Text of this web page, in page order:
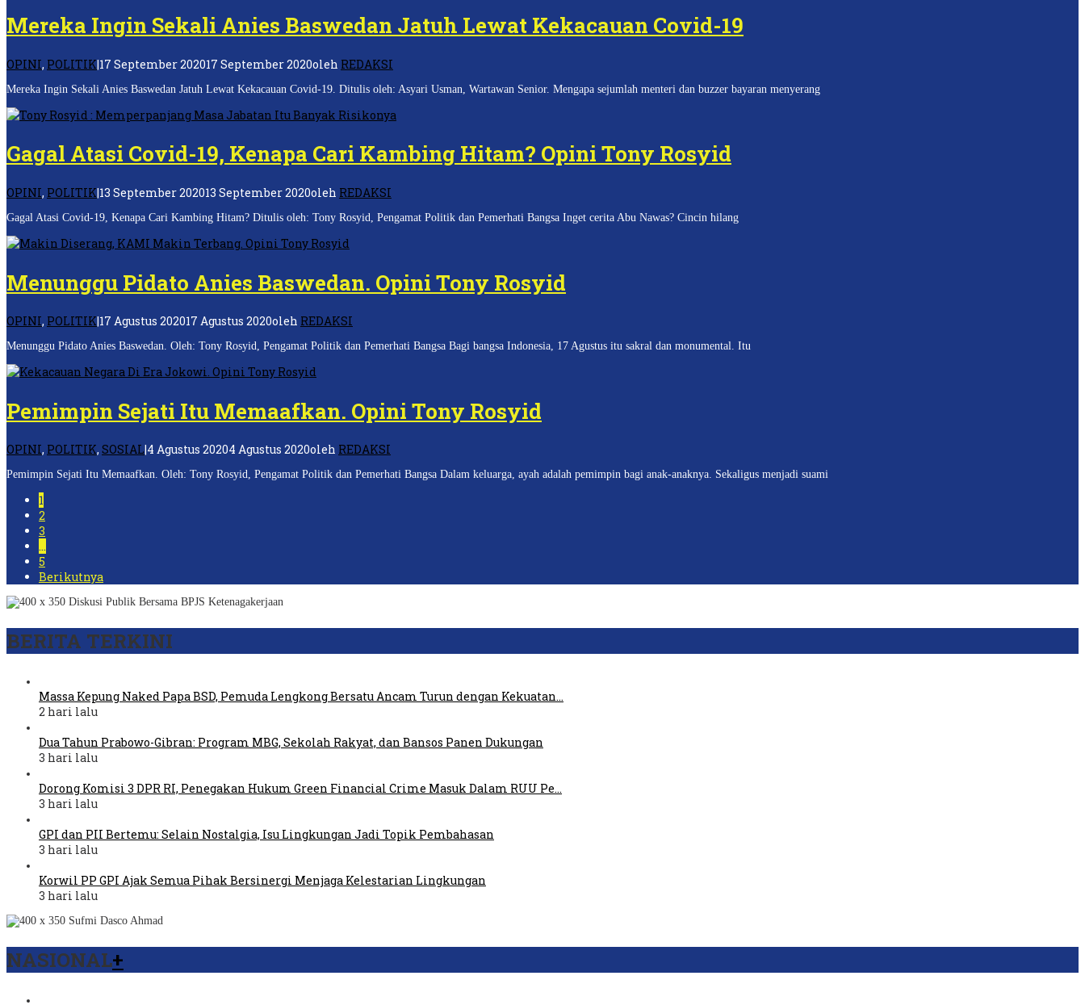
Mereka Ingin Sekali Anies Baswedan Jatuh Lewat Kekacauan Covid-19
OPINI, POLITIK|17 September 202017 September 2020oleh REDAKSI
Mereka Ingin Sekali Anies Baswedan Jatuh Lewat Kekacauan Covid-19. Ditulis oleh: Asyari Usman, Wartawan Senior. Mengapa sejumlah menteri dan buzzer bayaran menyerang
Gagal Atasi Covid-19, Kenapa Cari Kambing Hitam? Opini Tony Rosyid
OPINI, POLITIK|13 September 202013 September 2020oleh REDAKSI
Gagal Atasi Covid-19, Kenapa Cari Kambing Hitam? Ditulis oleh: Tony Rosyid, Pengamat Politik dan Pemerhati Bangsa Inget cerita Abu Nawas? Cincin hilang
Menunggu Pidato Anies Baswedan. Opini Tony Rosyid
OPINI, POLITIK|17 Agustus 202017 Agustus 2020oleh REDAKSI
Menunggu Pidato Anies Baswedan. Oleh: Tony Rosyid, Pengamat Politik dan Pemerhati Bangsa Bagi bangsa Indonesia, 17 Agustus itu sakral dan monumental. Itu
Pemimpin Sejati Itu Memaafkan. Opini Tony Rosyid
OPINI, POLITIK, SOSIAL|4 Agustus 20204 Agustus 2020oleh REDAKSI
Pemimpin Sejati Itu Memaafkan. Oleh: Tony Rosyid, Pengamat Politik dan Pemerhati Bangsa Dalam keluarga, ayah adalah pemimpin bagi anak-anaknya. Sekaligus menjadi suami
1
2
3
…
5
Berikutnya
BERITA TERKINI
Massa Kepung Naked Papa BSD, Pemuda Lengkong Bersatu Ancam Turun dengan Kekuatan…
2 hari lalu
Dua Tahun Prabowo-Gibran: Program MBG, Sekolah Rakyat, dan Bansos Panen Dukungan
3 hari lalu
Dorong Komisi 3 DPR RI, Penegakan Hukum Green Financial Crime Masuk Dalam RUU Pe…
3 hari lalu
GPI dan PII Bertemu: Selain Nostalgia, Isu Lingkungan Jadi Topik Pembahasan
3 hari lalu
Korwil PP GPI Ajak Semua Pihak Bersinergi Menjaga Kelestarian Lingkungan
3 hari lalu
NASIONAL+